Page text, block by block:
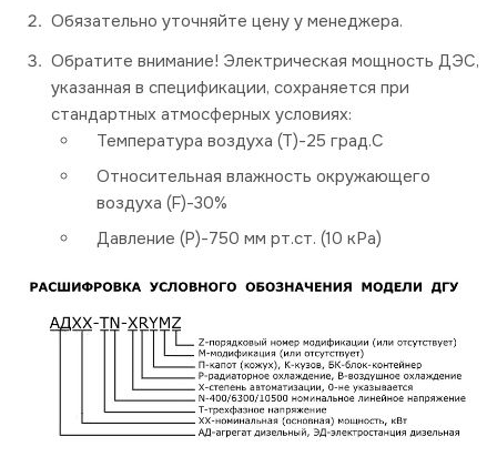
Обязательно уточняйте цену у менеджера.
Обратите внимание! Электрическая мощность ДЭС,
указанная в спецификации, сохраняется при
стандартных атмосферных условиях:
Температура воздуха (Т)-25 град.С
Относительная влажность окружающего
воздуха (F)-30%
Давление (P)-750 мм рт.ст. (10 кРа)